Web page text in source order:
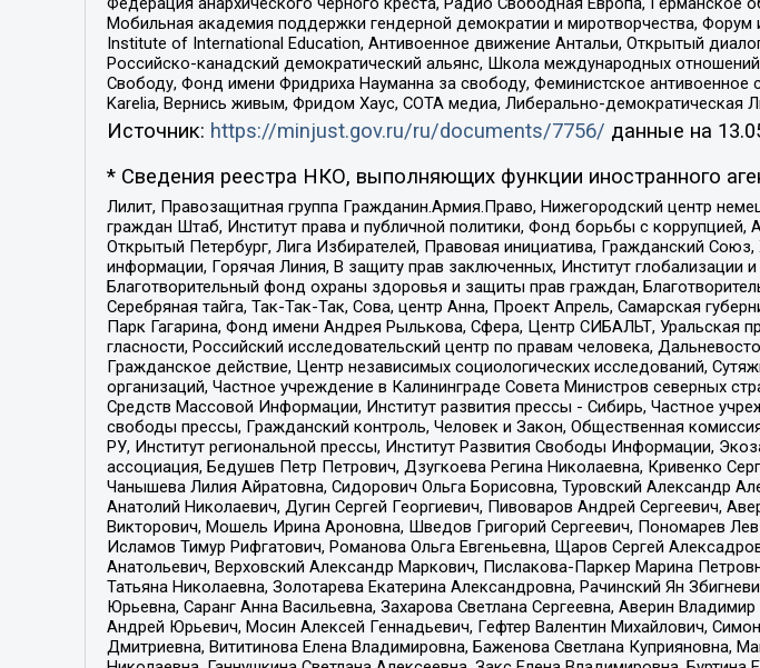
Мобильная академия поддержки гендерной демократии и миротворчества,
Institute of International Education, Антивоенное движение Антальи, Открытый
Российско-канадский демократический альянс, Школа международных
Свободу, Фонд имени Фридриха Науманна за свободу, Феминистское
Karelia, Вернись живым, Фридом Хаус, СОТА медиа, Либерально-демократическая
Источник: https://minjust.gov.ru/ru/documents/7756/ данные на
* Сведения реестра НКО, выполняющих функции иностранного
Лилит, Правозащитная группа Гражданин.Армия.Право, Нижегородский центр
граждан Штаб, Институт права и публичной политики, Фонд борьбы с
Открытый Петербург, Лига Избирателей, Правовая инициатива, Гражданский
информации, Горячая Линия, В защиту прав заключенных, Институт
Благотворительный фонд охраны здоровья и защиты прав граждан,
Серебряная тайга, Так-Так-Так, Сова, центр Анна, Проект Апрель, Самарская
Парк Гагарина, Фонд имени Андрея Рылькова, Сфера, Центр СИБАЛЬТ, Уральская
гласности, Российский исследовательский центр по правам человека,
Гражданское действие, Центр независимых социологических исследований,
организаций, Частное учреждение в Калининграде Совета Министров северных
Средств Массовой Информации, Институт развития прессы - Сибирь, Частное
свободы прессы, Гражданский контроль, Человек и Закон, Общественная
РУ, Институт региональной прессы, Институт Развития Свободы Информации,
ассоциация, Бедушев Петр Петрович, Дзугкоева Регина Николаевна, Кривенко
Чанышева Лилия Айратовна, Сидорович Ольга Борисовна, Туровский Александр
Анатолий Николаевич, Дугин Сергей Георгиевич, Пивоваров Андрей Сергеевич,
Викторович, Мошель Ирина Ароновна, Шведов Григорий Сергеевич, Пономарев
Исламов Тимур Рифгатович, Романова Ольга Евгеньевна, Щаров Сергей
Анатольевич, Верховский Александр Маркович, Пислакова-Паркер Марина
Татьяна Николаевна, Золотарева Екатерина Александровна, Рачинский Ян
Юрьевна, Саранг Анна Васильевна, Захарова Светлана Сергеевна, Аверин
Андрей Юрьевич, Мосин Алексей Геннадьевич, Гефтер Валентин Михайлович,
Дмитриевна, Вититинова Елена Владимировна, Баженова Светлана Куприяновна,